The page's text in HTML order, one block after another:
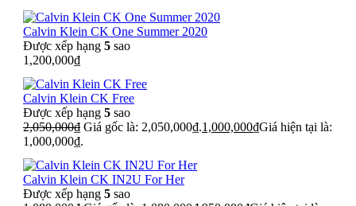
Calvin Klein CK One Summer 2020
Được xếp hạng 5 sao
1,200,000₫
Calvin Klein CK Free
Được xếp hạng 5 sao
2,050,000₫ Giá gốc là: 2,050,000₫.1,000,000₫Giá hiện tại là:
1,000,000₫.
Calvin Klein CK IN2U For Her
Được xếp hạng 5 sao